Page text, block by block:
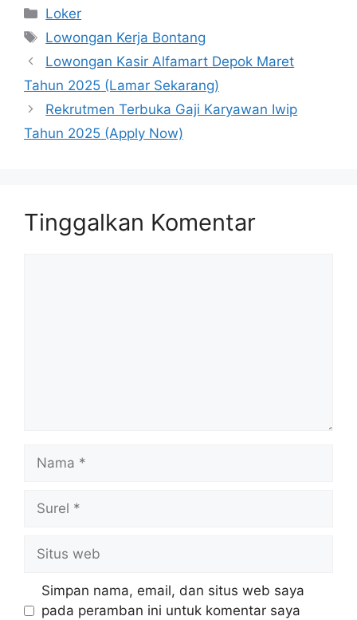
Kategori
Loker
Tag
Lowongan Kerja Bontang
Lowongan Kasir Alfamart Depok Maret
Tahun 2025 (Lamar Sekarang)
Rekrutmen Terbuka Gaji Karyawan Iwip
Tahun 2025 (Apply Now)
Tinggalkan Komentar
Nama
Surel
Situs
web
Simpan nama, email, dan situs web saya
pada peramban ini untuk komentar saya